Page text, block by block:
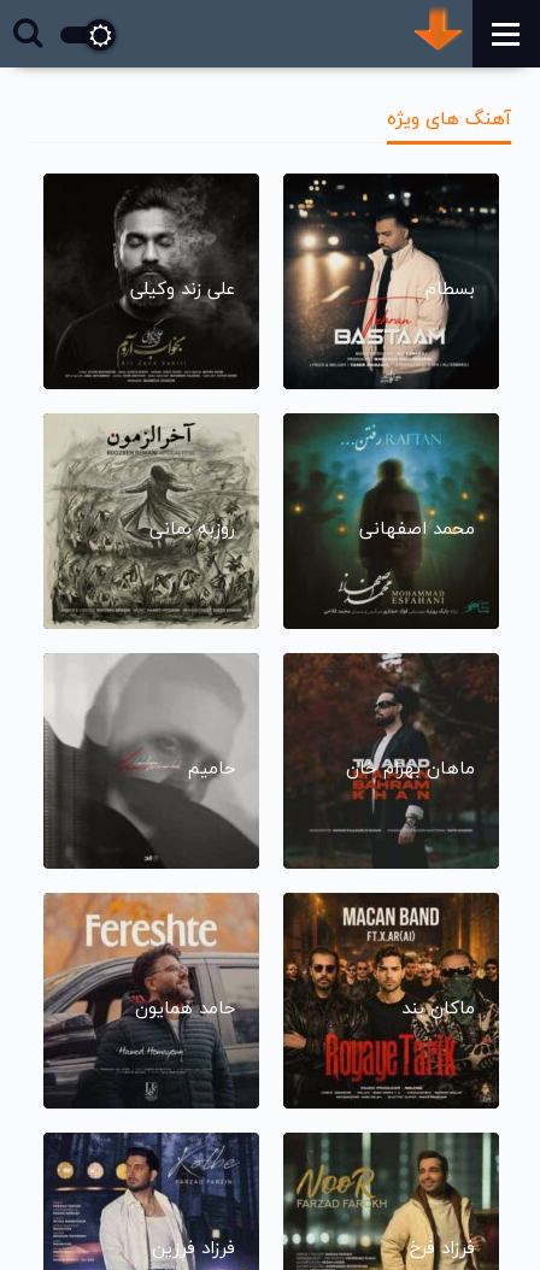
آهنگ های ویژه
بسطام علی زند وکیلی
محمد اصفهانی روزبه بمانی
ماهان بهرام خان حامیم
ماکان بند حامد همایون
فرزاد فرخ فرزاد فرزین